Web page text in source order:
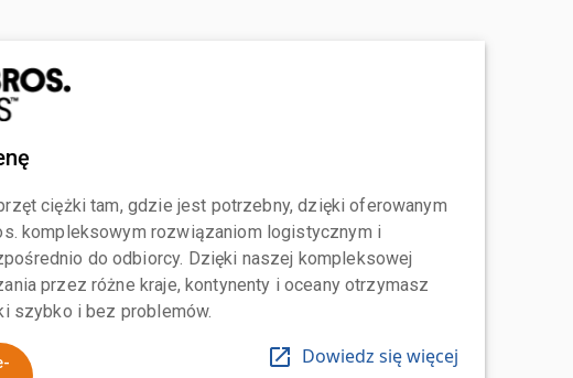
ciężki tam, gdzie jest potrzebny, dzięki oferowanym
kompleksowym rozwiązaniom logistycznym i
do odbiorcy. Dzięki naszej kompleksowej
przez różne kraje, kontynenty i oceany otrzymasz
szybko i bez problemów.
Dowiedz się więcej